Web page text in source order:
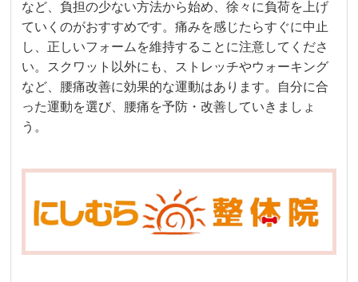
など、負担の少ない方法から始め、徐々に負荷を上げ
ていくのがおすすめです。痛みを感じたらすぐに中止
し、正しいフォームを維持することに注意してくださ
い。スクワット以外にも、ストレッチやウォーキング
など、腰痛改善に効果的な運動はあります。自分に合
った運動を選び、腰痛を予防・改善していきましょ
う。